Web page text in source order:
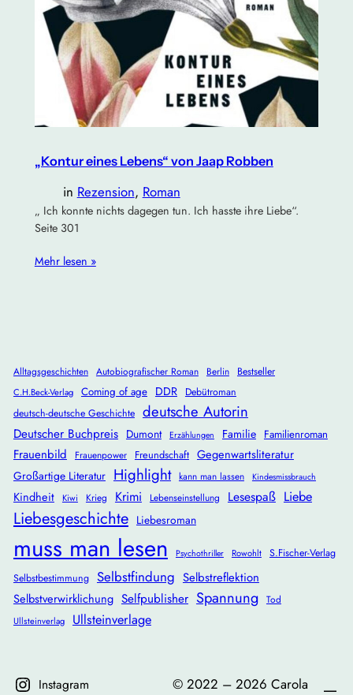
„Kontur eines Lebens“ von Jaap Robben
in Rezension, Roman
„ Ich konnte nichts dagegen tun. Ich hasste ihre Liebe“.
Seite 301
Mehr lesen »
Alltagsgeschichten Autobiografischer Roman Berlin Bestseller
C.H.Beck-Verlag Coming of age DDR
Debütroman
deutsch-deutsche Geschichte deutsche Autorin
Deutscher Buchpreis Dumont Erzählungen Familie Familienroman
Frauenbild Frauenpower Freundschaft Gegenwartsliteratur
Großartige Literatur Highlight kann man lassen Kindesmissbrauch
Kindheit Kiwi Krieg Krimi Lebenseinstellung Lesespaß Liebe
Liebesgeschichte Liebesroman
muss man lesen Psychothriller Rowohlt
S.Fischer-Verlag
Selbstbestimmung Selbstfindung Selbstreflektion
Selbstverwirklichung Selfpublisher Spannung Tod
Ullsteinverlag Ullsteinverlage
Instagram
©️ 2022 – 2026 Carola